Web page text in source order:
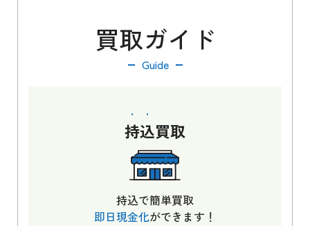
買取ガイド
Guide
持込買取
持込で簡単買取
即日現金化ができます！